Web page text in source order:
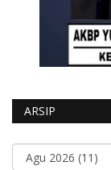
ARSIP